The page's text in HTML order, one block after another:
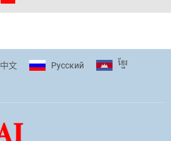
[Video] Trẻ em Đông Á cùng kiến tạo
中文 Pусский ខ្មែរ